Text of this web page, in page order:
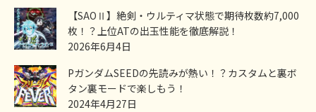
【SAOⅡ】絶剣・ウルティマ状態で期待枚数約7,000
枚！？上位ATの出玉性能を徹底解説！
2026年6月4日
PガンダムSEEDの先読みが熱い！？カスタムと裏ボ
タン裏モードで楽しもう！
2024年4月27日